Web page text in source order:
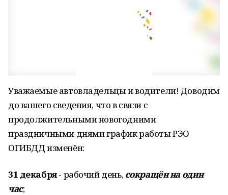
Уважаемые автовладельцы и водители! Доводим
до вашего сведения, что в связи с
продолжительными новогодними
праздничными днями график работы РЭО
ОГИБДД изменён:
31 декабря- рабочий день,сокращён на один
час;